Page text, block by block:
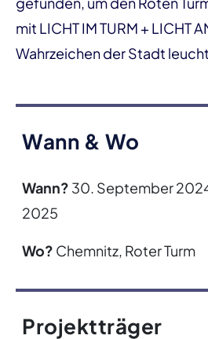
mit LICHT IM TURM + LICHT
Wahrzeichen der Stadt
Wann & Wo
Wann? 30. September
2025
Wo? Chemnitz, Roter Turm
Projektträger